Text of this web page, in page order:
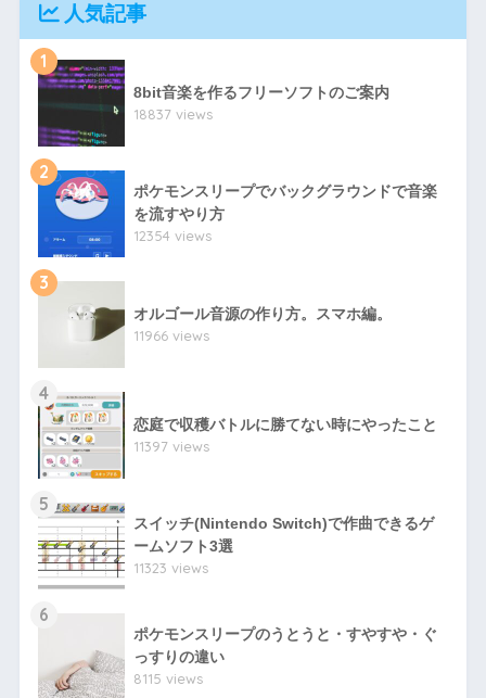
人気記事
1
8bit音楽を作るフリーソフトのご案内
18837 views
2
ポケモンスリープでバックグラウンドで音楽
を流すやり方
12354 views
3
オルゴール音源の作り方。スマホ編。
11966 views
4
恋庭で収穫バトルに勝てない時にやったこと
11397 views
5
スイッチ(Nintendo Switch)で作曲できるゲ
ームソフト3選
11323 views
6
ポケモンスリープのうとうと・すやすや・ぐ
っすりの違い
8115 views